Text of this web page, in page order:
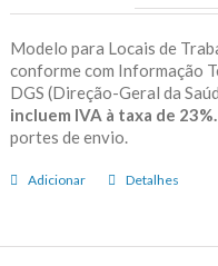
Modelo para Locais de
conforme com Informação
DGS (Direção-Geral da
incluem IVA à taxa de 23%.
portes de envio.
Adicionar Detalhes